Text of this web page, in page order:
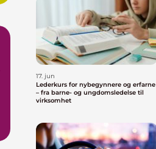
17. jun
Lederkurs for nybegynnere og erfarne
– fra barne- og ungdomsledelse til
virksomhet